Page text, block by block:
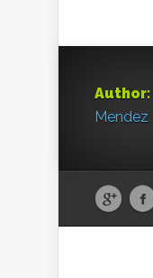
Author:
Mendez